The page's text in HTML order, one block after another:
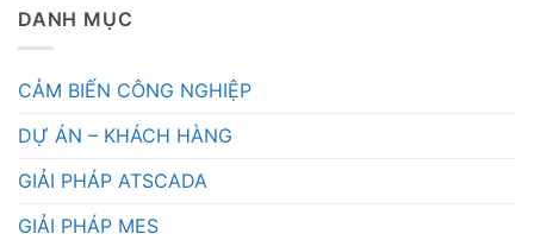
DANH MỤC
CẢM BIẾN CÔNG NGHIỆP
DỰ ÁN – KHÁCH HÀNG
GIẢI PHÁP ATSCADA
GIẢI PHÁP MES